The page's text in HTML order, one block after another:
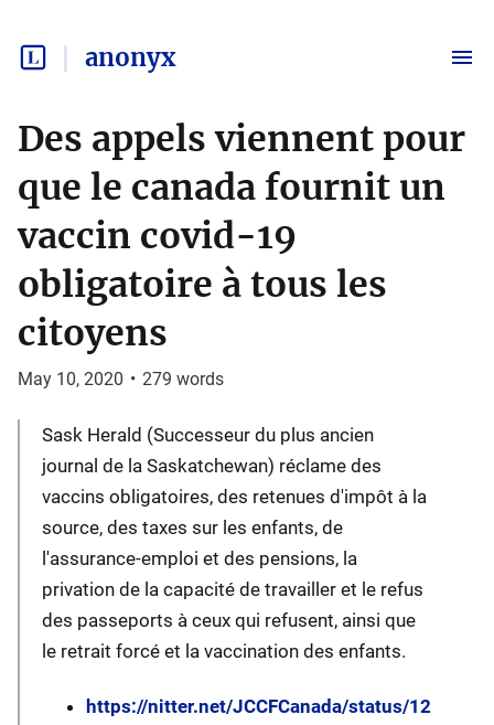
anonyx
Des appels viennent pour
que le canada fournit un
vaccin covid-19
obligatoire à tous les
citoyens
May 10, 2020 • 279 words
Sask Herald (Successeur du plus ancien
journal de la Saskatchewan) réclame des
vaccins obligatoires, des retenues d'impôt à la
source, des taxes sur les enfants, de
l'assurance-emploi et des pensions, la
privation de la capacité de travailler et le refus
des passeports à ceux qui refusent, ainsi que
le retrait forcé et la vaccination des enfants.
https://nitter.net/JCCFCanada/status/12